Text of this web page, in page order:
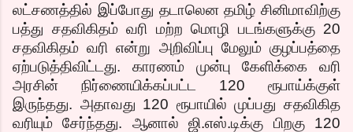
லட்சணத்தில் இப்போது தடாலென தமிழ் சினிமாவிற்கு
பத்து சதவிகிதம் வரி மற்ற மொழி படங்களுக்கு 20
சதவிகிதம் வரி என்று அறிவிப்பு மேலும் குழப்பத்தை
ஏற்படுத்திவிட்டது. காரணம் முன்பு கேளிக்கை வரி
அரசின் நிர்ணையிக்கப்பட்ட 120 ரூபாய்க்குள்
இருந்தது. அதாவது 120 ரூபாயில் முப்பது சதவிகித
வரியும் சேர்ந்தது. ஆனால் ஜி.எஸ்.டிக்கு பிறகு 120